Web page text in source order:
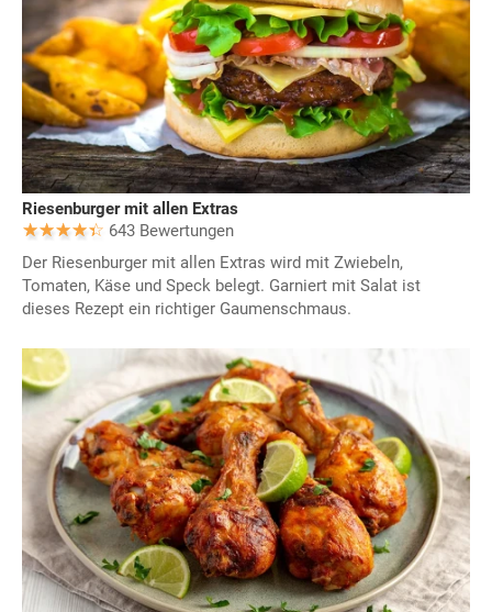
Riesenburger mit allen Extras
643 Bewertungen
Der Riesenburger mit allen Extras wird mit Zwiebeln,
Tomaten, Käse und Speck belegt. Garniert mit Salat ist
dieses Rezept ein richtiger Gaumenschmaus.